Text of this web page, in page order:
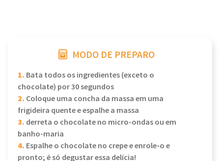
MODO DE PREPARO
1. Bata todos os ingredientes (exceto o
chocolate) por 30 segundos
2. Coloque uma concha da massa em uma
frigideira quente e espalhe a massa
3. derreta o chocolate no micro-ondas ou em
banho-maria
4. Espalhe o chocolate no crepe e enrole-o e
pronto; é só degustar essa delícia!